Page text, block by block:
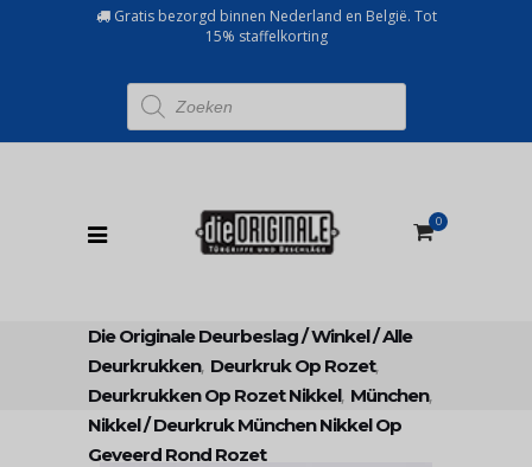
Gratis bezorgd binnen Nederland en België. Tot
15% staffelkorting
Producten
zoeken
0
Die Originale Deurbeslag/Winkel/Alle
Deurkrukken, Deurkruk Op Rozet,
Deurkrukken Op Rozet Nikkel, München,
Nikkel/Deurkruk München Nikkel Op
Geveerd Rond Rozet